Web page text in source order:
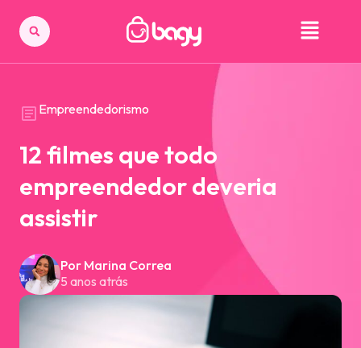
Empreendedorismo
12 filmes que todo
empreendedor deveria
assistir
Por Marina Correa
5 anos atrás